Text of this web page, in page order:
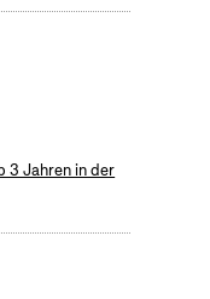
3 Jahren in der